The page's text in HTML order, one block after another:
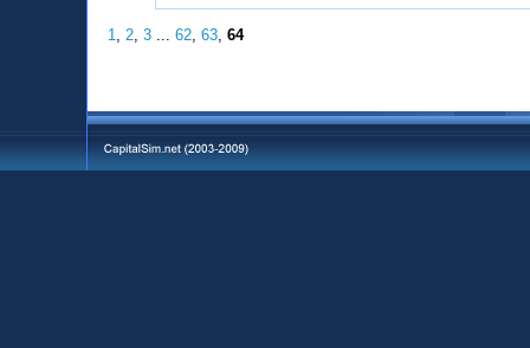
1 2 ,3 ...62 ,63 ,64